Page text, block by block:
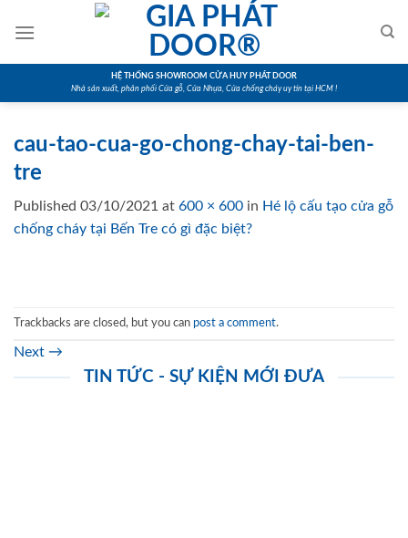
HỆ THỐNG SHOWROOM CỬA HUY PHÁT DOOR
Nhà sản xuất, phân phối Cửa gỗ, Cửa Nhựa, Cửa chống cháy uy tín tại HCM !
cau-tao-cua-go-chong-chay-tai-ben-
tre
Published 03/10/2021 at 600 × 600 in Hé lộ cấu tạo cửa gỗ
chống cháy tại Bến Tre có gì đặc biệt?
Trackbacks are closed, but you can post a comment.
Next →
TIN TỨC - SỰ KIỆN MỚI ĐƯA